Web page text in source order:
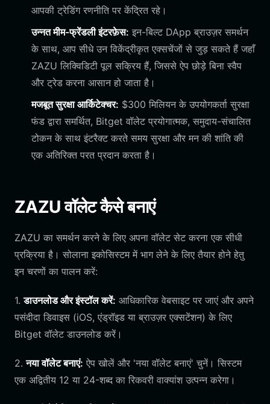
आपकी ट्रेडिंग रणनीति पर केंद्रित रहे।
उन्नत मीम-फ्रेंडली इंटरफ़ेस: इन-बिल्ट DApp ब्राउज़र समर्थन
के साथ, आप सीधे उन विकेंद्रीकृत एक्सचेंजों से जुड़ सकते हैं जहाँ
ZAZU लिक्विडिटी पूल सक्रिय हैं, जिससे ऐप छोड़े बिना स्वैप
और ट्रेड करना आसान हो जाता है।
मजबूत सुरक्षा आर्किटेक्चर: $300 मिलियन के उपयोगकर्ता सुरक्षा
फंड द्वारा समर्थित, Bitget वॉलेट प्रयोगात्मक, समुदाय-संचालित
टोकन के साथ इंटरैक्ट करते समय सुरक्षा और मन की शांति की
एक अतिरिक्त परत प्रदान करता है।
ZAZU वॉलेट कैसे बनाएं
ZAZU का समर्थन करने के लिए अपना वॉलेट सेट करना एक सीधी
प्रक्रिया है। सोलाना इकोसिस्टम में भाग लेने के लिए तैयार होने हेतु
इन चरणों का पालन करें:
1.डाउनलोड और इंस्टॉल करें: आधिकारिक वेबसाइट पर जाएं और अपने
पसंदीदा डिवाइस (iOS, एंड्रॉइड या ब्राउज़र एक्सटेंशन) के लिए
Bitget वॉलेट डाउनलोड करें।
2.नया वॉलेट बनाएं: ऐप खोलें और 'नया वॉलेट बनाएं' चुनें। सिस्टम
एक अद्वितीय 12 या 24-शब्द का रिकवरी वाक्यांश उत्पन्न करेगा।